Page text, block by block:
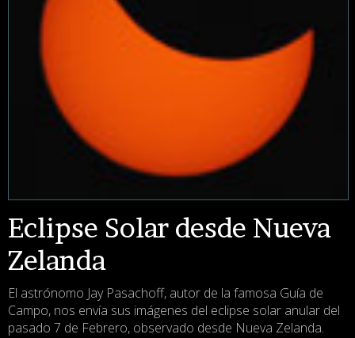
Eclipse Solar desde Nueva
Zelanda
El astrónomo Jay Pasachoff, autor de la famosa Guía de
Campo, nos envía sus imágenes del eclipse solar anular del
pasado 7 de Febrero, observado desde Nueva Zelanda.